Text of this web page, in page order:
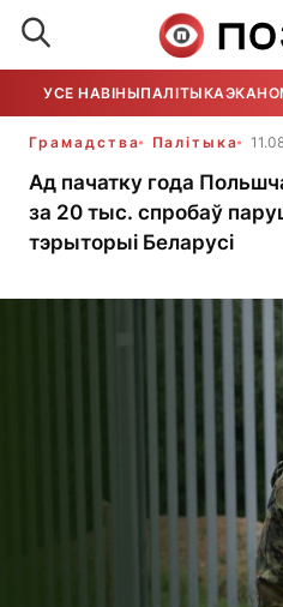
УСЕ НАВІНЫПАЛІТЫКА
Грамадства Палітыка
Ад пачатку года
за 20 тыс. спробаў
тэрыторыі Беларусі